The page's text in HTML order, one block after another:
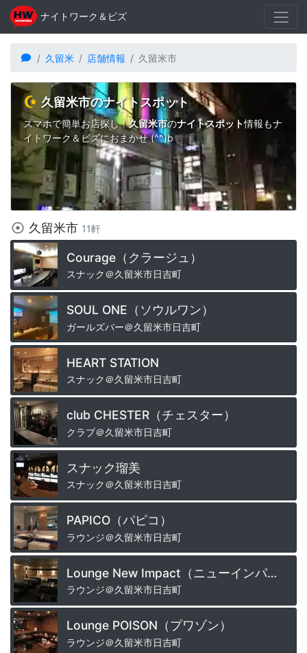
久留米 店舗情報 久留米市
久留米市のナイトスポット
スマホで簡単お店探し！久留米市のナイトスポット情報もナ
イトワーク＆ビズにおまかせ (^^)b
久留米市 11軒
Courage（クラージュ）
スナック＠久留米市日吉町
SOUL ONE（ソウルワン）
ガールズバー＠久留米市日吉町
HEART STATION
スナック＠久留米市日吉町
club CHESTER（チェスター）
クラブ＠久留米市日吉町
スナック瑠美
スナック＠久留米市日吉町
PAPICO（パピコ）
ラウンジ＠久留米市日吉町
Lounge New Impact（ニューインパクト）
ラウンジ＠久留米市日吉町
Lounge POISON（プワゾン）
ラウンジ＠久留米市日吉町
ナイトワーク＆ビズ